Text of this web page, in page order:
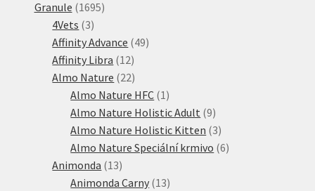
Granule 16951695
4Vets 33
produkty
Affinity Advance 4949
Affinity Libra 1212
produktů
Almo Nature 2222
produktů
Almo Nature HFC 1 1
produkt
Almo Nature Holistic Adult 99
produktů
Almo Nature Holistic Kitten 33
produkty
Almo Nature Speciální krmivo 66
Animonda 1313
produktů
Animonda Carny 1313